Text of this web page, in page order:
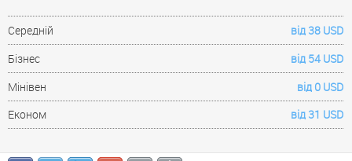
Середній
від 38 USD
Бізнес
від 54 USD
Мінівен
від 0 USD
Економ
від 31 USD